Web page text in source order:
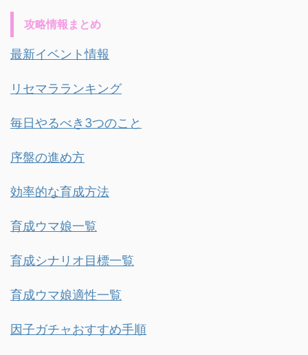
攻略情報まとめ
最新イベント情報
リセマラランキング
毎日やるべき3つのこと
序盤の進め方
効率的な育成方法
育成ウマ娘一覧
育成シナリオ目標一覧
育成ウマ娘適性一覧
因子ガチャおすすめ手順